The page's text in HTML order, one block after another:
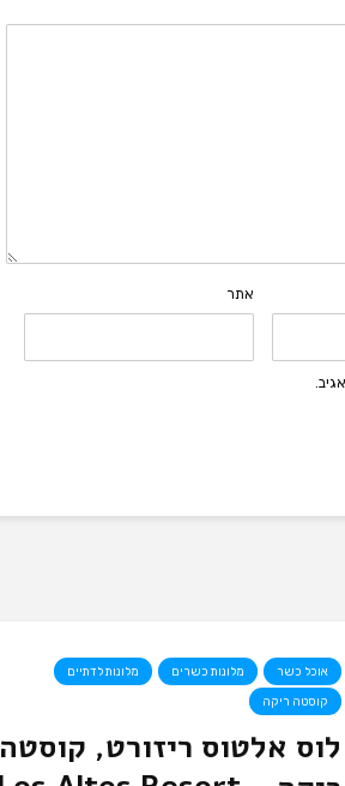
אתר
אוכל כשר מלונות כשרים מלונות לדתיים
קוסטה ריקה
לוס אלטוס ריזורט, קוסטה